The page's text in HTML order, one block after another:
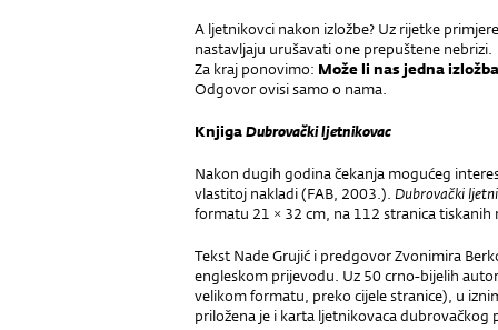
A ljetnikovci nakon izložbe? Uz rijetke
nastavljaju urušavati one prepuštene nebrizi.
Za kraj ponovimo: Može li nas jedna
Odgovor ovisi samo o nama.
KnjigaDubrovački ljetnikovac
Nakon dugih godina čekanja mogućeg
vlastitoj nakladi (FAB, 2003.). Dubrovački
formatu 21 × 32 cm, na 112 stranica
Tekst Nade Grujić i predgovor Zvonimira
engleskom prijevodu. Uz 50 crno-bijelih
velikom formatu, preko cijele stranice), u
priložena je i karta ljetnikovaca dubrovačkog